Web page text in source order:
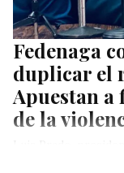
Fedenaga
duplicar el
Apuestan
de la